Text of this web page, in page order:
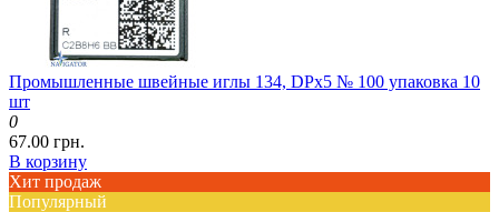
Промышленные швейные иглы 134, DPx5 № 100 упаковка 10
шт
0
67.00 грн.
В корзину
Хит продаж
Популярный